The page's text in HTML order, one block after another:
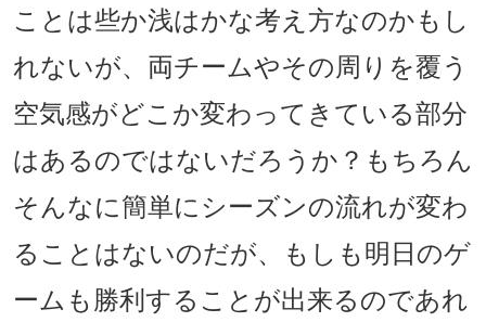
ことは些か浅はかな考え方なのかもし
れないが、両チームやその周りを覆う
空気感がどこか変わってきている部分
はあるのではないだろうか？もちろん
そんなに簡単にシーズンの流れが変わ
ることはないのだが、もしも明日のゲ
ームも勝利することが出来るのであれ